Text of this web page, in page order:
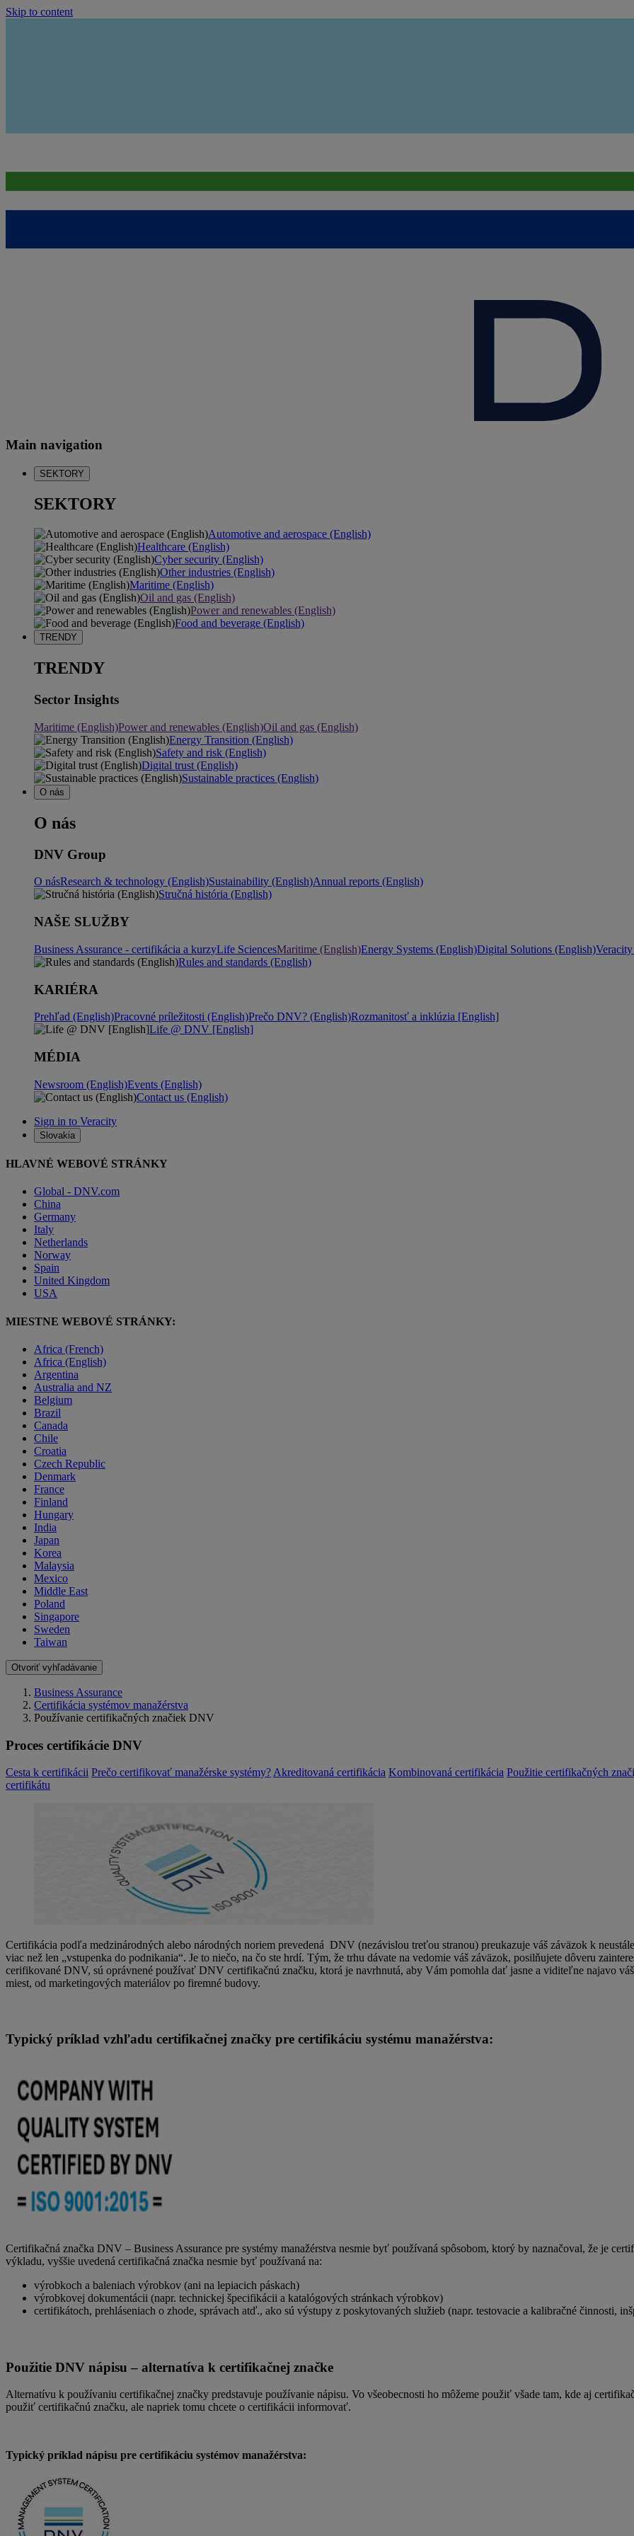
Skip to content
Main navigation
SEKTORY
SEKTORY
Automotive and aerospace (English)
Healthcare (English)
Cyber security (English)
Other industries (English)
Maritime (English)
Oil and gas (English)
Power and renewables (English)
Food and beverage (English)
TRENDY
TRENDY
Sector Insights
Maritime (English)Power and renewables (English)Oil and gas (English)
Energy Transition (English)
Safety and risk (English)
Digital trust (English)
Sustainable practices (English)
O nás
O nás
DNV Group
O násResearch & technology (English)Sustainability (English)Annual reports (English)
Stručná história (English)
NAŠE SLUŽBY
Business Assurance - certifikácia a kurzyLife SciencesMaritime (English)Energy Systems (English)Digital Solutions (English)
Rules and standards (English)
KARIÉRA
Prehľad (English)Pracovné príležitosti (English)Prečo DNV? (English)Rozmanitosť a inklúzia [English]
Life @ DNV [English]
MÉDIA
Newsroom (English)Events (English)
Contact us (English)
Sign in to Veracity
Slovakia
HLAVNÉ WEBOVÉ STRÁNKY
Global - DNV.com
China
Germany
Italy
Netherlands
Norway
Spain
United Kingdom
USA
MIESTNE WEBOVÉ STRÁNKY:
Africa (French)
Africa (English)
Argentina
Australia and NZ
Belgium
Brazil
Canada
Chile
Croatia
Czech Republic
Denmark
France
Finland
Hungary
India
Japan
Korea
Malaysia
Mexico
Middle East
Poland
Singapore
Sweden
Taiwan
Otvoriť vyhľadávanie
Business Assurance
Certifikácia systémov manažérstva
Používanie certifikačných značiek DNV
Proces certifikácie DNV
Cesta k certifikácii Prečo certifikovať manažérske systémy? Akreditovaná certifikácia Kombinovaná certifikácia Použitie certifikačných
certifikátu
Certifikácia podľa medzinárodných alebo národných noriem prevedená DNV (nezávislou treťou stranou) preukazuje váš záväzok k
viac než len „vstupenka do podnikania“. Je to niečo, na čo ste hrdí. Tým, že trhu dávate na vedomie váš záväzok, posilňujete dôveru
cerifikované DNV, sú oprávnené používať DNV certifikačnú značku, ktorá je navrhnutá, aby Vám pomohla dať jasne a viditeľne najavo
miest, od marketingových materiálov po firemné budovy.
Typický príklad vzhľadu certifikačnej značky pre certifikáciu systému manažérstva:
Certifikačná značka DNV – Business Assurance pre systémy manažérstva nesmie byť používaná spôsobom, ktorý by naznačoval, že je
výkladu, vyššie uvedená certifikačná značka nesmie byť používaná na:
výrobkoch a baleniach výrobkov (ani na lepiacich páskach)
výrobkovej dokumentácii (napr. technickej špecifikácii a katalógových stránkach výrobkov)
certifikátoch, prehláseniach o zhode, správach atď., ako sú výstupy z poskytovaných služieb (napr. testovacie a kalibračné činnosti,
Použitie DNV nápisu – alternatíva k certifikačnej značke
Alternatívu k používaniu certifikačnej značky predstavuje používanie nápisu. Vo všeobecnosti ho môžeme použiť všade tam, kde aj
použiť certifikačnú značku, ale napriek tomu chcete o certifikácii informovať.
Typický príklad nápisu pre certifikáciu systémov manažérstva: